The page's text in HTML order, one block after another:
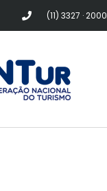
(11) 3327 · 2000